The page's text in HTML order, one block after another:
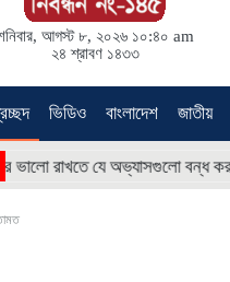
আগস্ট ৮, ২০২৬ ১০:৪০ am
২৪ শ্রাবণ ১৪৩৩
ভিডিও বাংলাদেশ জাতীয়
যে অভ্যাসগুলো বন্ধ করা জরুরি *